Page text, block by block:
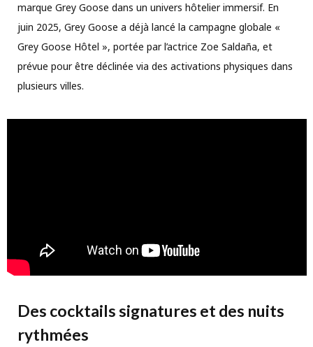
marque Grey Goose dans un univers hôtelier immersif. En
juin 2025, Grey Goose a déjà lancé la campagne globale «
Grey Goose Hôtel », portée par l’actrice Zoe Saldaña, et
prévue pour être déclinée via des activations physiques dans
plusieurs villes.
Des cocktails signatures et des nuits
rythmées